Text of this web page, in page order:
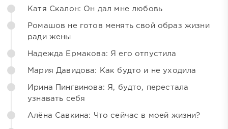
Катя Скалон: Он дал мне любовь
Ромашов не готов менять свой образ жизни
ради жены
Надежда Ермакова: Я его отпустила
Мария Давидова: Как будто и не уходила
Ирина Пингвинова: Я, будто, перестала
узнавать себя
Алёна Савкина: Что сейчас в моей жизни?